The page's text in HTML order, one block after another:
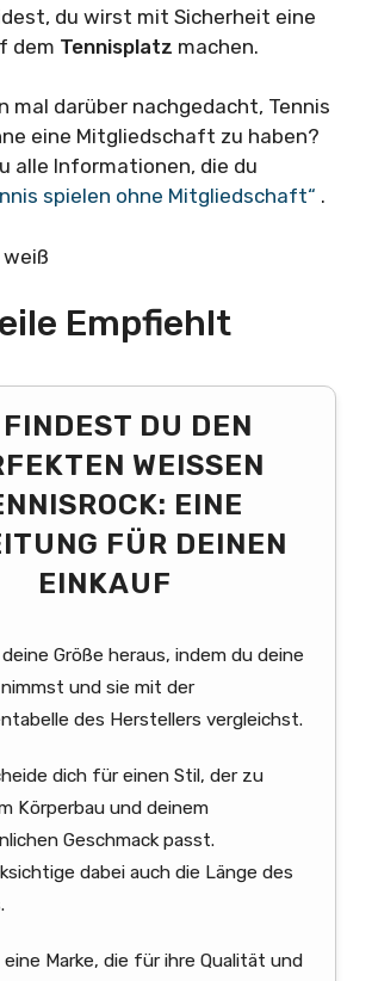
du wirst mit Sicherheit eine
dem Tennisplatz machen.
mal darüber nachgedacht, Tennis
eine Mitgliedschaft zu haben?
alle Informationen, die du
spielen ohne Mitgliedschaft“ .
Empfiehlt
FINDEST DU DEN
WEISSEN T
EINE A
FÜR DEINEN E
INKAUF
deine Größe heraus, indem du deine
nimmst und sie mit der
des Herstellers vergleichst.
dich für einen Stil, der zu
Körperbau und deinem
Geschmack passt.
dabei auch die Länge des
eine Marke, die für ihre Qualität und